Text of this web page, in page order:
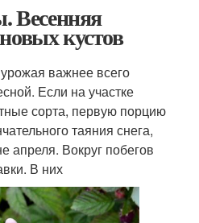
Весенняя
кустов
важнее всего
Если на участке
сорта, первую порцию
таяния снега,
апреля. Вокруг побегов
В них